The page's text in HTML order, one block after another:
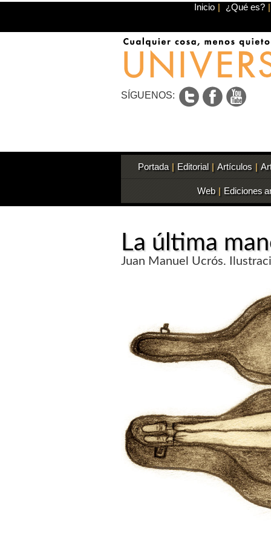
Inicio | ¿Qué es? |
SÍGUENOS:
Portada | Editorial | Artículos |
Web | Ediciones
La última
Juan Manuel Ucrós.